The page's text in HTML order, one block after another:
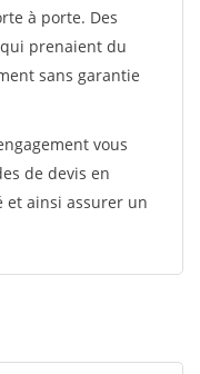
à porte. Des
prenaient du
sans garantie
vous
de devis en
et ainsi assurer un